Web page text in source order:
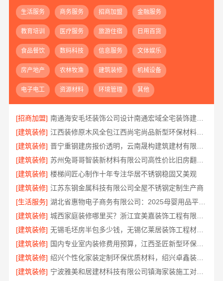
生活服务 商务服务 招商加盟 金融服务
教育培训 医疗服务 旅游住宿 日用百货
食品餐饮 数码科技 信息服务 文体娱乐
房产地产 农林牧渔 建筑装修 机械设备
电子电工 资源材料 环境管理 其他
[招商加盟]
南通海安毛坯装饰公司设计南通宏域全宅装饰建材有限公司
[建筑装修]
江西装修原木风全包江西尚宅尚品新型环保材料有限公司
[建筑装修]
[建筑装修]
[建筑装修] 楼梯间匠心制作十年专注华居不锈钢稳固又美观
[建筑装修] 江苏东钢金属科技有限公司全屋不锈钢定制生产商
[生活服务]
湖北省惠物电子商务有限公司：2025母婴用品平台优缺点测评
[建筑装修]
[建筑装修]
无锡毛坯房半包多少钱，无锡亿莱居装饰工程材料有限公司
[建筑装修]
国内专业室内装修费用预算，江西圣匠新型环保材料有限公司
[建筑装修]
绍兴个性化家装定制环保优质材料，绍兴卓鑫装饰材料有限公司
[建筑装修]
宁波雅美和居建材科技有限公司镇海家装施工对接渠道